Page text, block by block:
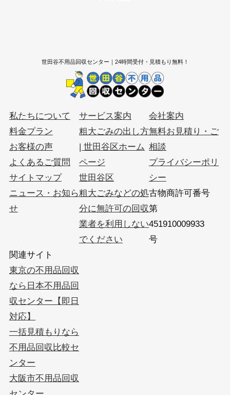
世田谷不用品回収センター｜24時間受付・見積もり無料！
私たちについて
料金プラン
お客様の声
よくあるご質問
サイトマップ
ニュース・お知ら
せ
サービス案内
粗大ごみの出し方
| 世田谷区ホーム
ページ
世田谷区
粗大ごみなどの処
分に無許可の回収
業者を利用しない
でください
会社案内
無料お見積り・ご
相談
プライバシーポリ
シー
古物商許可番号
第
451910009933
号
関連サイト
東京の不用品回収
なら日本不用品回
収センター【即日
対応】
一括見積もりなら
不用品回収比較セ
ンター
大阪市不用品回収